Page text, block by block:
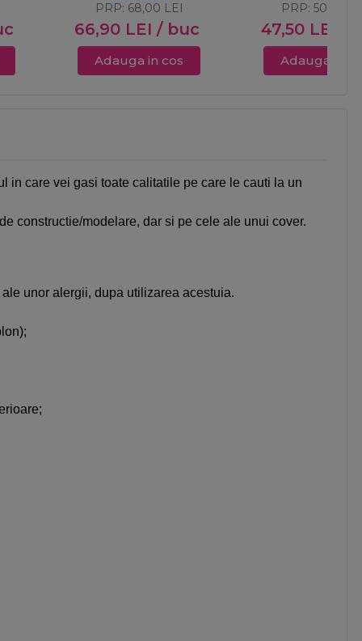
66,90 LEI / buc
PRP: 68,00 LEI
Adauga in cos
47,50 LEI
PRP:50,00
Adauga in
in care vei gasi toate calitatile pe care le cauti la un
constructie/modelare, dar si pe cele ale unui cover.
unor alergii, dupa utilizarea acestuia.